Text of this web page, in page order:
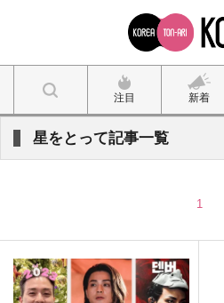
注目 新着
星をとって記事一覧
1